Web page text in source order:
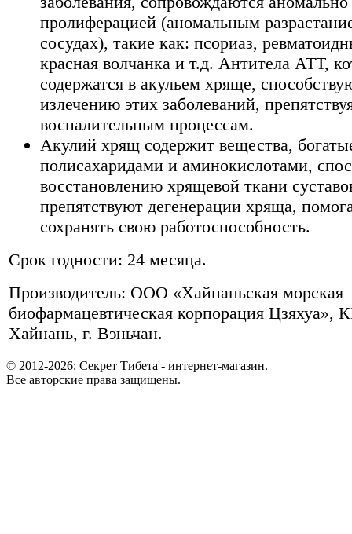
пролиферацией (аномальным
сосудах), такие как: псориаз,
красная волчанка и т.д. Антитела ATT,
содержатся в акульем хряще,
излечению этих заболеваний,
воспалительным процессам.
Акулий хрящ содержит вещества,
полисахаридами и аминокислотами,
восстановлению хрящевой ткани
препятствуют дегенерации хряща,
сохранять свою работоспособность.
Срок годности: 24 месяца.
Производитель: ООО «Хайнаньская морская
биофармацевтическая корпорация Цзяхуа»,
Хайнань, г. Вэньчан.
© 2012-2026: Секрет Тибета - интернет-магазин.
Все авторские права защищены.